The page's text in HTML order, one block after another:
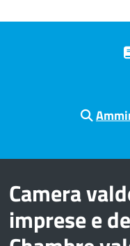
Pre footer
Camera
imprese e